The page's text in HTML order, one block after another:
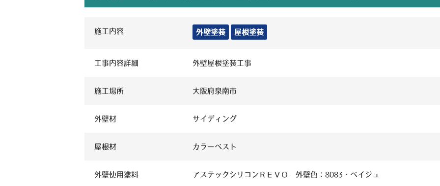
施工内容 外壁塗装 屋根塗装
工事内容詳細 外壁屋根塗装工事
施工場所 大阪府泉南市
外壁材 サイディング
屋根材 カラーベスト
外壁使用塗料 アステックシリコンＲＥＶＯ 外壁色：8083・ベイジュ